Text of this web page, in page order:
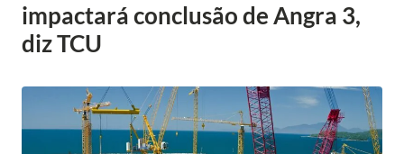
impactará conclusão de Angra 3,
diz TCU